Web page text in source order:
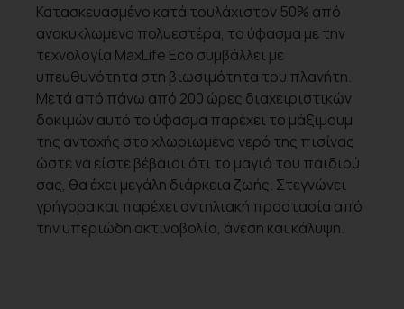
Κατασκευασμένο κατά τουλάχιστον 50% από
ανακυκλωμένο πολυεστέρα, το ύφασμα με την
τεχνολογία MaxLife Eco συμβάλλει με
υπευθυνότητα στη βιωσιμότητα του πλανήτη.
Μετά από πάνω από 200 ώρες διαχειριστικών
δοκιμών αυτό το ύφασμα παρέχει το μάξιμουμ
της αντοχής στο χλωριωμένο νερό της πισίνας
ώστε να είστε βέβαιοι ότι το μαγιό του παιδιού
σας, θα έχει μεγάλη διάρκεια ζωής. Στεγνώνει
γρήγορα και παρέχει αντηλιακή προστασία από
την υπεριώδη ακτινοβολία, άνεση και κάλυψη.